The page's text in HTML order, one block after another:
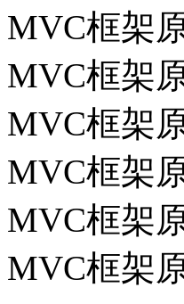
MVC框架
MVC框架
MVC框架
MVC框架
MVC框架
MVC框架